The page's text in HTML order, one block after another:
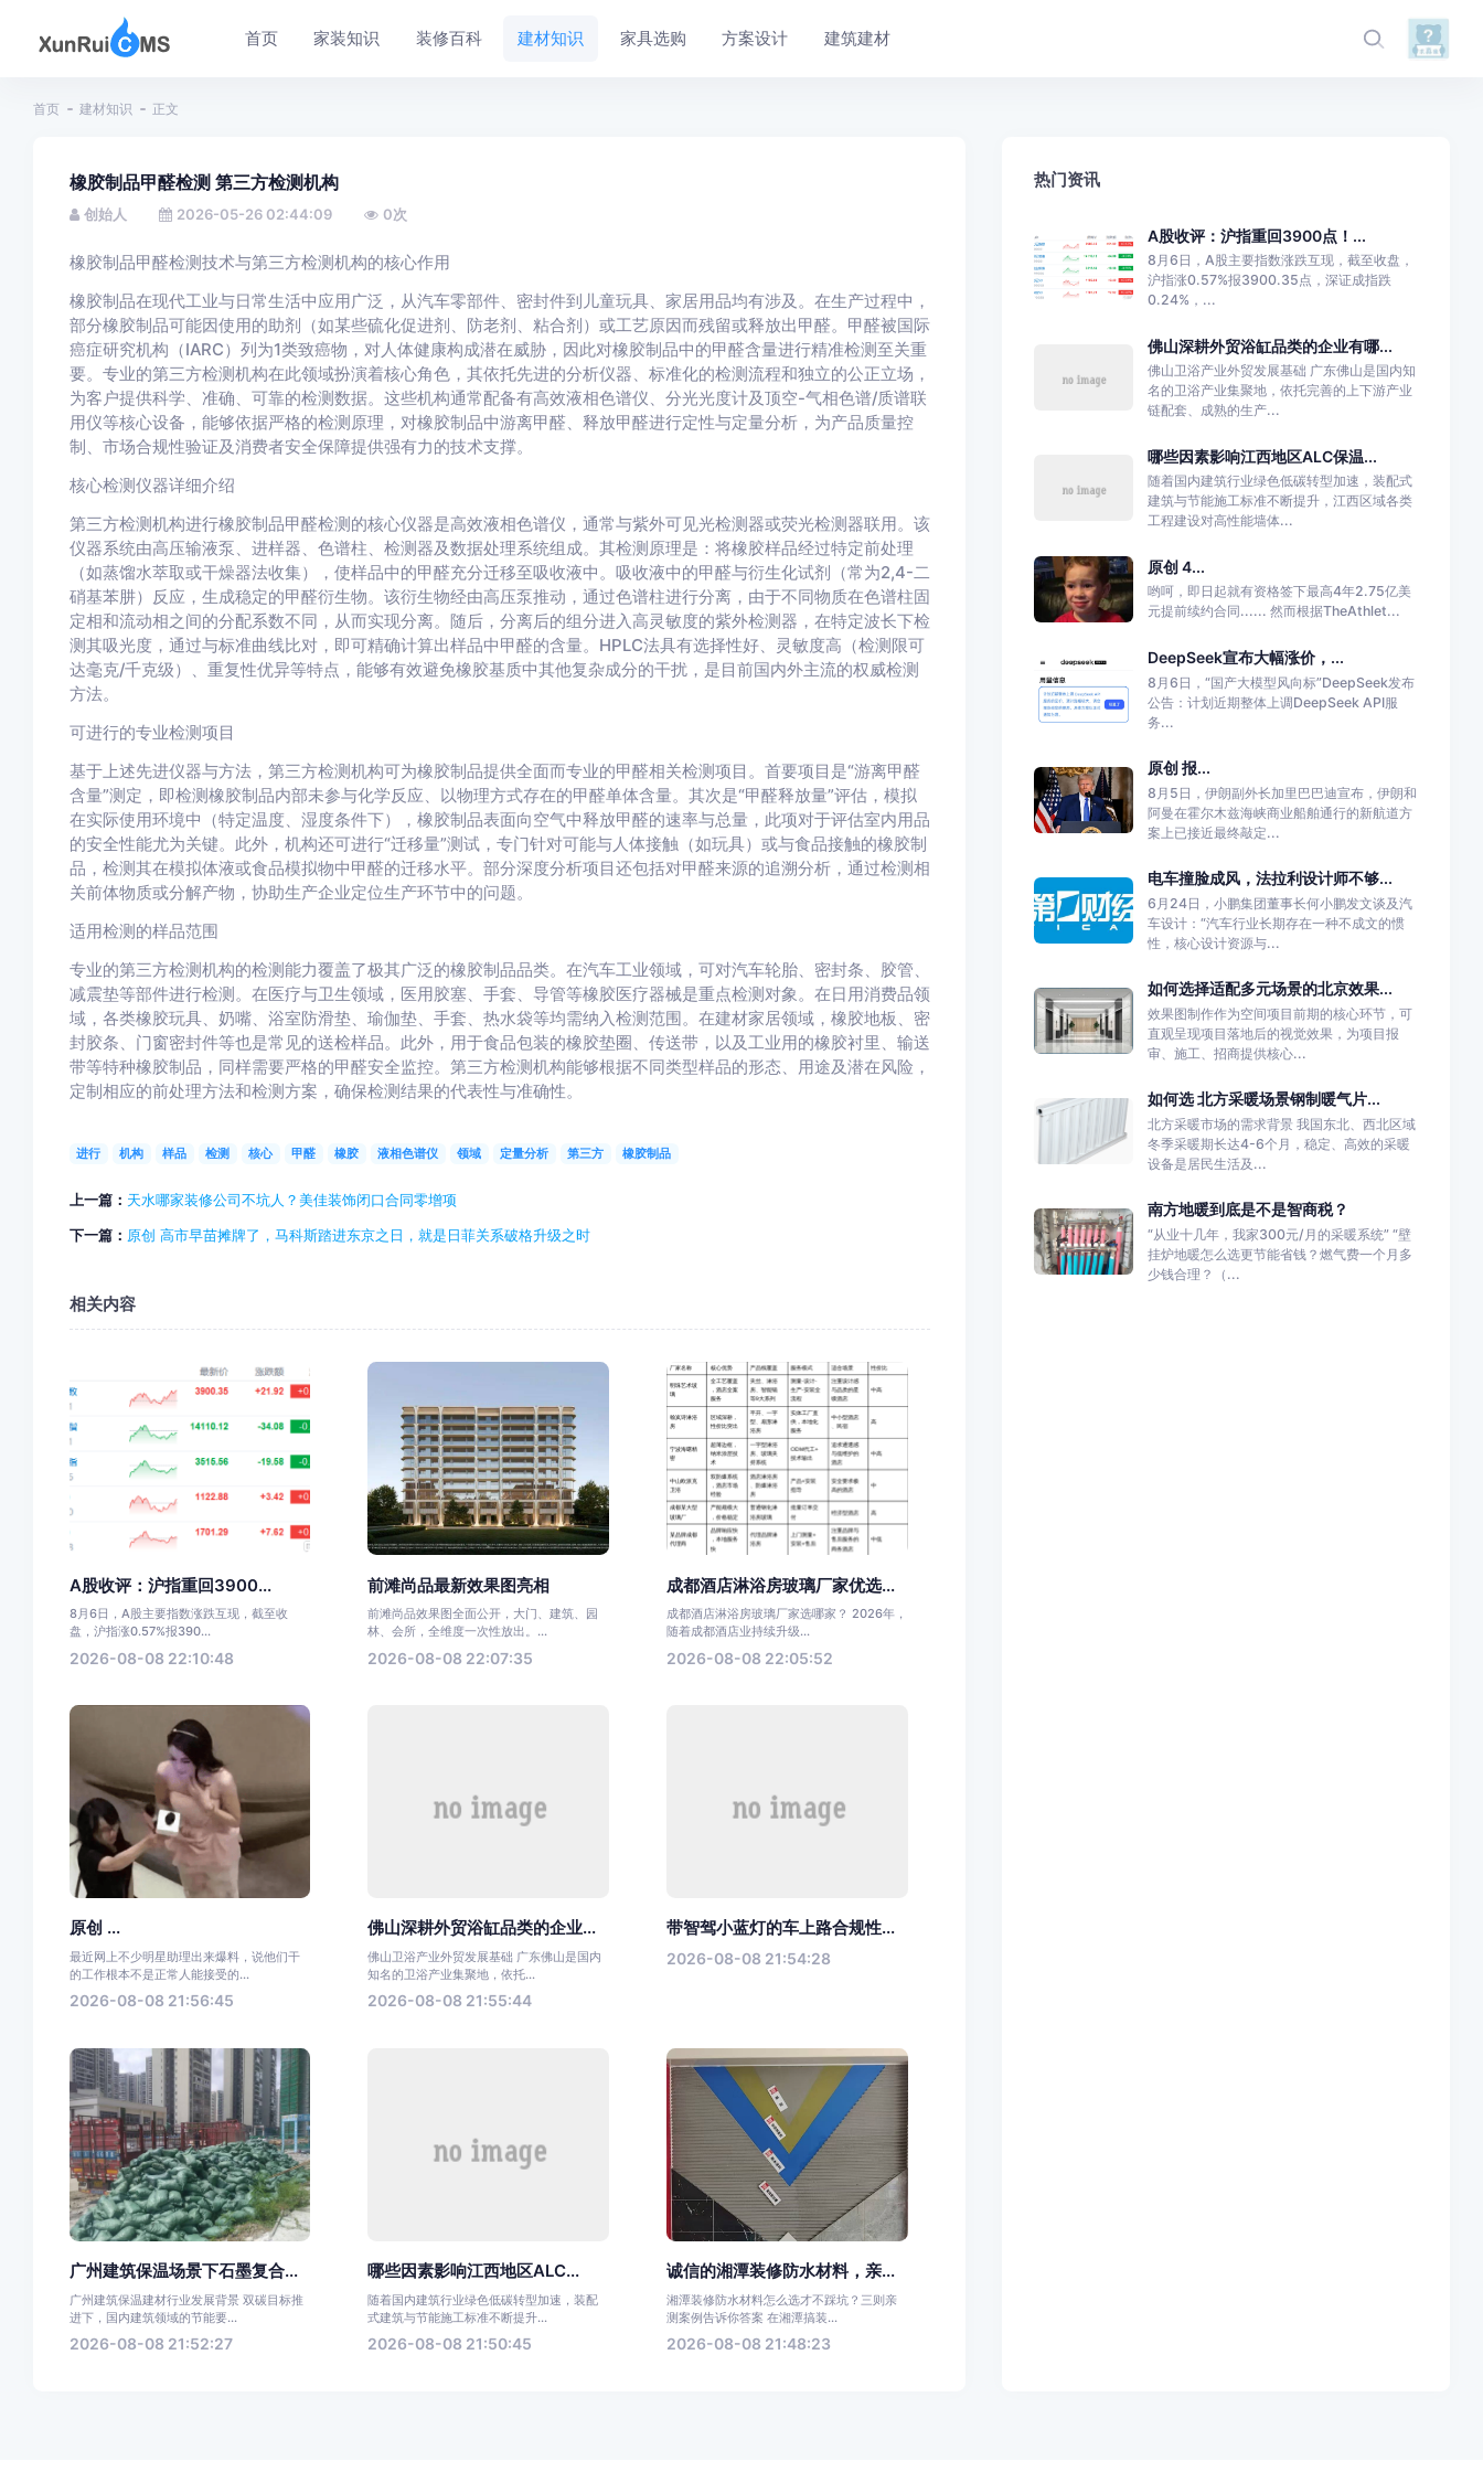
首页 家装知识 装修百科 建材知识 家具选购 方案设计 建筑建材
首页 建材知识 正文
橡胶制品甲醛检测 第三方检测机构
创始人 2026-05-26 02:44:09 0次
橡胶制品甲醛检测技术与第三方检测机构的核心作用
橡胶制品在现代工业与日常生活中应用广泛，从汽车零部件、密封件到儿童玩具、家居用品均有涉及。在生产过程中，
部分橡胶制品可能因使用的助剂（如某些硫化促进剂、防老剂、粘合剂）或工艺原因而残留或释放出甲醛。甲醛被国际
癌症研究机构（IARC）列为1类致癌物，对人体健康构成潜在威胁，因此对橡胶制品中的甲醛含量进行精准检测至关重
要。专业的第三方检测机构在此领域扮演着核心角色，其依托先进的分析仪器、标准化的检测流程和独立的公正立场，
为客户提供科学、准确、可靠的检测数据。这些机构通常配备有高效液相色谱仪、分光光度计及顶空-气相色谱/质谱联
用仪等核心设备，能够依据严格的检测原理，对橡胶制品中游离甲醛、释放甲醛进行定性与定量分析，为产品质量控
制、市场合规性验证及消费者安全保障提供强有力的技术支撑。
核心检测仪器详细介绍
第三方检测机构进行橡胶制品甲醛检测的核心仪器是高效液相色谱仪，通常与紫外可见光检测器或荧光检测器联用。该
仪器系统由高压输液泵、进样器、色谱柱、检测器及数据处理系统组成。其检测原理是：将橡胶样品经过特定前处理
（如蒸馏水萃取或干燥器法收集），使样品中的甲醛充分迁移至吸收液中。吸收液中的甲醛与衍生化试剂（常为2,4-二
硝基苯肼）反应，生成稳定的甲醛衍生物。该衍生物经由高压泵推动，通过色谱柱进行分离，由于不同物质在色谱柱固
定相和流动相之间的分配系数不同，从而实现分离。随后，分离后的组分进入高灵敏度的紫外检测器，在特定波长下检
测其吸光度，通过与标准曲线比对，即可精确计算出样品中甲醛的含量。HPLC法具有选择性好、灵敏度高（检测限可
达毫克/千克级）、重复性优异等特点，能够有效避免橡胶基质中其他复杂成分的干扰，是目前国内外主流的权威检测
方法。
可进行的专业检测项目
基于上述先进仪器与方法，第三方检测机构可为橡胶制品提供全面而专业的甲醛相关检测项目。首要项目是“游离甲醛
含量”测定，即检测橡胶制品内部未参与化学反应、以物理方式存在的甲醛单体含量。其次是“甲醛释放量”评估，模拟
在实际使用环境中（特定温度、湿度条件下），橡胶制品表面向空气中释放甲醛的速率与总量，此项对于评估室内用品
的安全性能尤为关键。此外，机构还可进行“迁移量”测试，专门针对可能与人体接触（如玩具）或与食品接触的橡胶制
品，检测其在模拟体液或食品模拟物中甲醛的迁移水平。部分深度分析项目还包括对甲醛来源的追溯分析，通过检测相
关前体物质或分解产物，协助生产企业定位生产环节中的问题。
适用检测的样品范围
专业的第三方检测机构的检测能力覆盖了极其广泛的橡胶制品品类。在汽车工业领域，可对汽车轮胎、密封条、胶管、
减震垫等部件进行检测。在医疗与卫生领域，医用胶塞、手套、导管等橡胶医疗器械是重点检测对象。在日用消费品领
域，各类橡胶玩具、奶嘴、浴室防滑垫、瑜伽垫、手套、热水袋等均需纳入检测范围。在建材家居领域，橡胶地板、密
封胶条、门窗密封件等也是常见的送检样品。此外，用于食品包装的橡胶垫圈、传送带，以及工业用的橡胶衬里、输送
带等特种橡胶制品，同样需要严格的甲醛安全监控。第三方检测机构能够根据不同类型样品的形态、用途及潜在风险，
定制相应的前处理方法和检测方案，确保检测结果的代表性与准确性。
进行 机构 样品 检测 核心 甲醛 橡胶 液相色谱仪 领域 定量分析 第三方 橡胶制品
上一篇： 天水哪家装修公司不坑人？美佳装饰闭口合同零增项
下一篇： 原创 高市早苗摊牌了，马科斯踏进东京之日，就是日菲关系破格升级之时
相关内容
A股收评：沪指重回3900...
8月6日，A股主要指数涨跌互现，截至收
盘，沪指涨0.57%报390...
2026-08-08 22:10:48
前滩尚品最新效果图亮相
前滩尚品效果图全面公开，大门、建筑、园
林、会所，全维度一次性放出。...
2026-08-08 22:07:35
成都酒店淋浴房玻璃厂家优选...
成都酒店淋浴房玻璃厂家选哪家？ 2026年，
随着成都酒店业持续升级...
2026-08-08 22:05:52
原创 ...
最近网上不少明星助理出来爆料，说他们干
的工作根本不是正常人能接受的...
2026-08-08 21:56:45
佛山深耕外贸浴缸品类的企业...
佛山卫浴产业外贸发展基础 广东佛山是国内
知名的卫浴产业集聚地，依托...
2026-08-08 21:55:44
带智驾小蓝灯的车上路合规性...
2026-08-08 21:54:28
广州建筑保温场景下石墨复合...
广州建筑保温建材行业发展背景 双碳目标推
进下，国内建筑领域的节能要...
2026-08-08 21:52:27
哪些因素影响江西地区ALC...
随着国内建筑行业绿色低碳转型加速，装配
式建筑与节能施工标准不断提升...
2026-08-08 21:50:45
诚信的湘潭装修防水材料，亲...
湘潭装修防水材料怎么选才不踩坑？三则亲
测案例告诉你答案 在湘潭搞装...
2026-08-08 21:48:23
热门资讯
A股收评：沪指重回3900点！...
8月6日，A股主要指数涨跌互现，截至收盘，
沪指涨0.57%报3900.35点，深证成指跌
0.24%，...
佛山深耕外贸浴缸品类的企业有哪...
佛山卫浴产业外贸发展基础 广东佛山是国内知
名的卫浴产业集聚地，依托完善的上下游产业
链配套、成熟的生产...
哪些因素影响江西地区ALC保温...
随着国内建筑行业绿色低碳转型加速，装配式
建筑与节能施工标准不断提升，江西区域各类
工程建设对高性能墙体...
原创 4...
哟呵，即日起就有资格签下最高4年2.75亿美
元提前续约合同...... 然而根据TheAthlet...
DeepSeek宣布大幅涨价，...
8月6日，“国产大模型风向标”DeepSeek发布
公告：计划近期整体上调DeepSeek API服
务...
原创 报...
8月5日，伊朗副外长加里巴巴迪宣布，伊朗和
阿曼在霍尔木兹海峡商业船舶通行的新航道方
案上已接近最终敲定...
电车撞脸成风，法拉利设计师不够...
6月24日，小鹏集团董事长何小鹏发文谈及汽
车设计：“汽车行业长期存在一种不成文的惯
性，核心设计资源与...
如何选择适配多元场景的北京效果...
效果图制作作为空间项目前期的核心环节，可
直观呈现项目落地后的视觉效果，为项目报
审、施工、招商提供核心...
如何选 北方采暖场景钢制暖气片...
北方采暖市场的需求背景 我国东北、西北区域
冬季采暖期长达4-6个月，稳定、高效的采暖
设备是居民生活及...
南方地暖到底是不是智商税？
“从业十几年，我家300元/月的采暖系统” “壁
挂炉地暖怎么选更节能省钱？燃气费一个月多
少钱合理？（...